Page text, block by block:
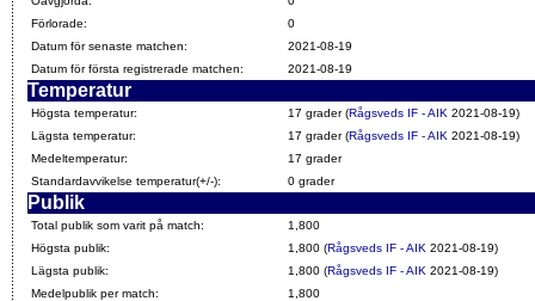
Förlorade:
0
Datum för senaste matchen:
2021-08-19
Datum för första registrerade matchen:
2021-08-19
Temperatur
Högsta temperatur: 17 grader (Rågsveds IF - AIK 2021-08-19)
Lägsta temperatur:
17 grader (Rågsveds IF - AIK 2021-08-19)
Medeltemperatur:
17 grader
Standardavvikelse temperatur(+/-):
0 grader
Publik
Total publik som varit på match:
1,800
Högsta publik:
1,800 (Rågsveds IF - AIK 2021-08-19)
Lägsta publik:
1,800 (Rågsveds IF - AIK 2021-08-19)
Medelpublik per match:
1,800